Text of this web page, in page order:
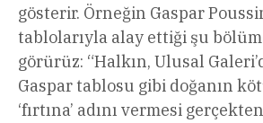
gösterir. Örneğin Gaspar
tablolarıyla alay ettiği şu
görürüz: “Halkın, Ulusal
Gaspar tablosu gibi doğanın
‘fırtına’ adını vermesi